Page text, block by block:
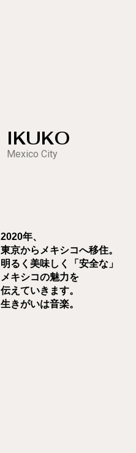
IKUKO
Mexico City
2020年、
東京からメキシコへ移住。
明るく美味しく「安全な」
メキシコの魅力を
伝えていきます。
生きがいは音楽。